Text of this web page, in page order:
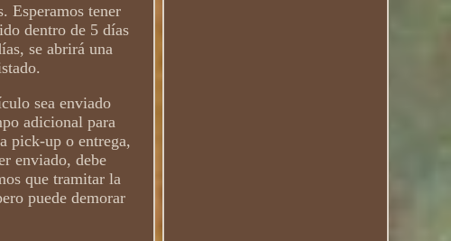
Esperamos tener
dentro de 5 días
se abrirá una
sea enviado
adicional para
pick-up o entrega,
enviado, debe
que tramitar la
puede demorar